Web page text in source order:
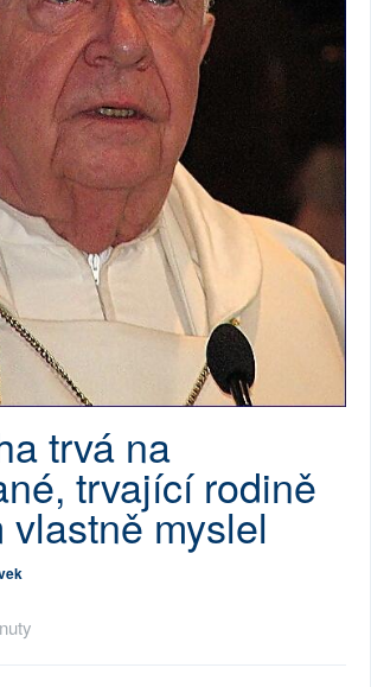
trvá na
trvající rodině
vlastně myslel